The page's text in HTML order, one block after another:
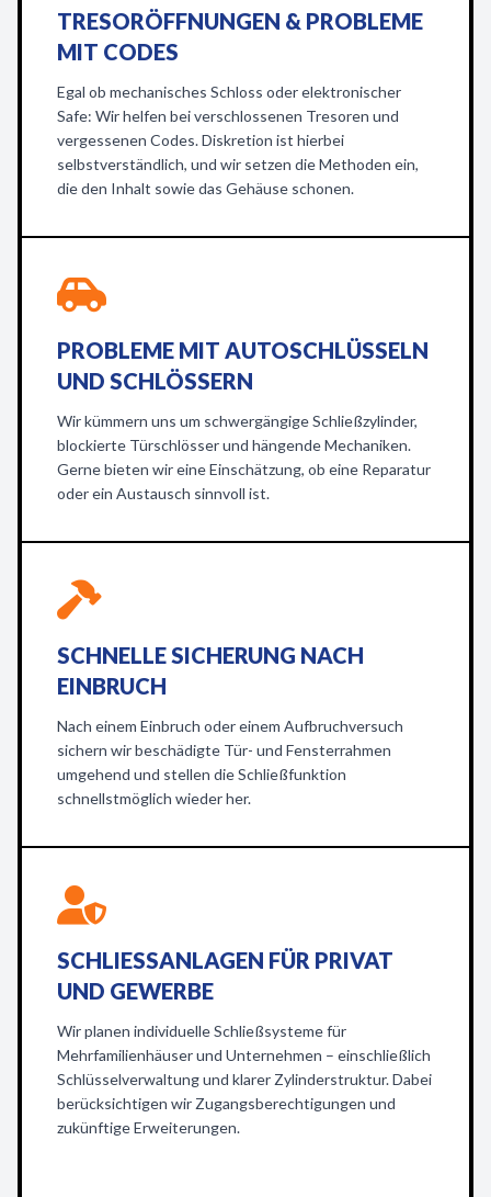
TRESORÖFFNUNGEN & PROBLEME
MIT CODES
Egal ob mechanisches Schloss oder elektronischer
Safe: Wir helfen bei verschlossenen Tresoren und
vergessenen Codes. Diskretion ist hierbei
selbstverständlich, und wir setzen die Methoden ein,
die den Inhalt sowie das Gehäuse schonen.
PROBLEME MIT AUTOSCHLÜSSELN
UND SCHLÖSSERN
Wir kümmern uns um schwergängige Schließzylinder,
blockierte Türschlösser und hängende Mechaniken.
Gerne bieten wir eine Einschätzung, ob eine Reparatur
oder ein Austausch sinnvoll ist.
SCHNELLE SICHERUNG NACH
EINBRUCH
Nach einem Einbruch oder einem Aufbruchversuch
sichern wir beschädigte Tür- und Fensterrahmen
umgehend und stellen die Schließfunktion
schnellstmöglich wieder her.
SCHLIESSANLAGEN FÜR PRIVAT U
ND GEWERBE
Wir planen individuelle Schließsysteme für
Mehrfamilienhäuser und Unternehmen – einschließlich
Schlüsselverwaltung und klarer Zylinderstruktur. Dabei
berücksichtigen wir Zugangsberechtigungen und
zukünftige Erweiterungen.